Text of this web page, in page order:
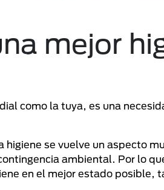
mejor
como la tuya, es una
se vuelve un aspecto
ambiental. Por lo
en el mejor estado posible,